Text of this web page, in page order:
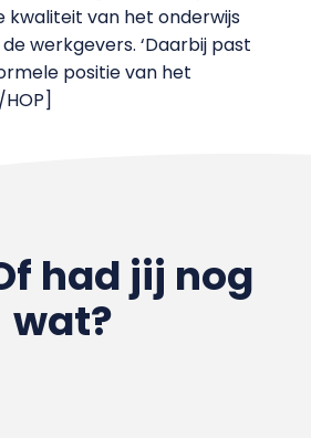
kwaliteit van het onderwijs
werkgevers. ‘Daarbij past
positie van het
had jij nog
wat?